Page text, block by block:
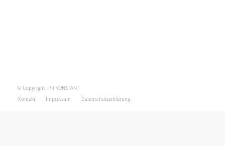
© Copyright - PR KONSTANT
Kontakt
Impressum Datenschutzerklärung